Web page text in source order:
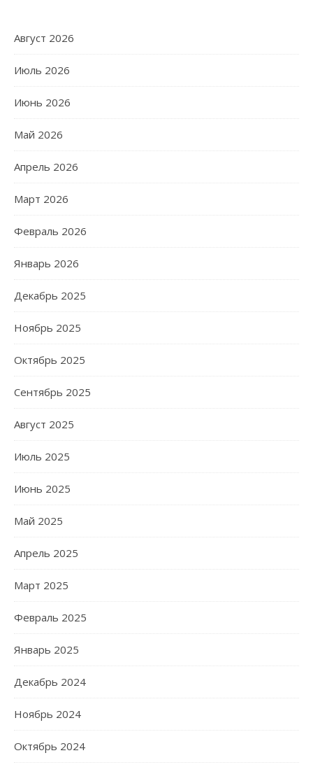
Август 2026
Июль 2026
Июнь 2026
Май 2026
Апрель 2026
Март 2026
Февраль 2026
Январь 2026
Декабрь 2025
Ноябрь 2025
Октябрь 2025
Сентябрь 2025
Август 2025
Июль 2025
Июнь 2025
Май 2025
Апрель 2025
Март 2025
Февраль 2025
Январь 2025
Декабрь 2024
Ноябрь 2024
Октябрь 2024